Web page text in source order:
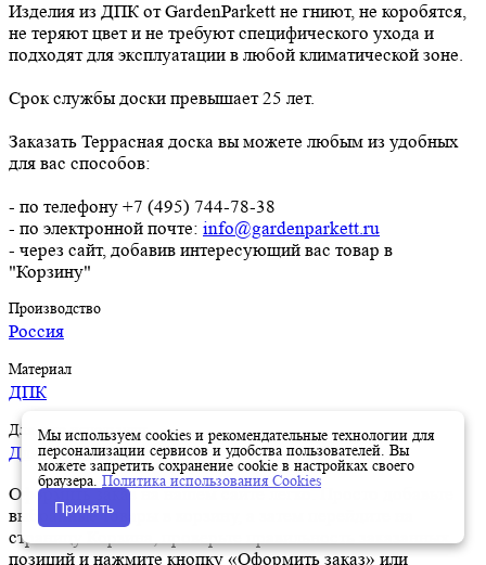
Изделия из ДПК от GardenParkett не гниют, не коробятся,
не теряют цвет и не требуют специфического ухода и
подходят для эксплуатации в любой климатической зоне.
Срок службы доски превышает 25 лет.
Заказать Террасная доска вы можете любым из удобных
для вас способов:
- по телефону +7 (495) 744-78-38
- по электронной почте: info@gardenparkett.ru
- через сайт, добавив интересующий вас товар в
"Корзину"
Производство
Россия
Материал
ДПК
Для чего используют
Для дома и дачи
Оформить заказ на нашем сайте легко. Просто добавьте
выбранные товары в корзину, а затем перейдите на
страницу Корзина, проверьте правильность заказанных
позиций и нажмите кнопку «Оформить заказ» или
Мы используем cookies и рекомендательные технологии для
персонализации сервисов и удобства пользователей. Вы
можете запретить сохранение cookie в настройках своего
браузера. Политика использования Cookies
Принять